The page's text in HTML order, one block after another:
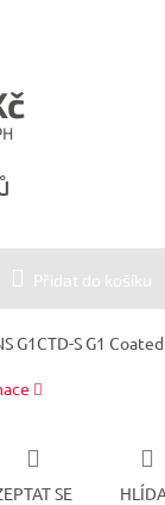
Přidat do košíku
G1CTD-S G1
SE